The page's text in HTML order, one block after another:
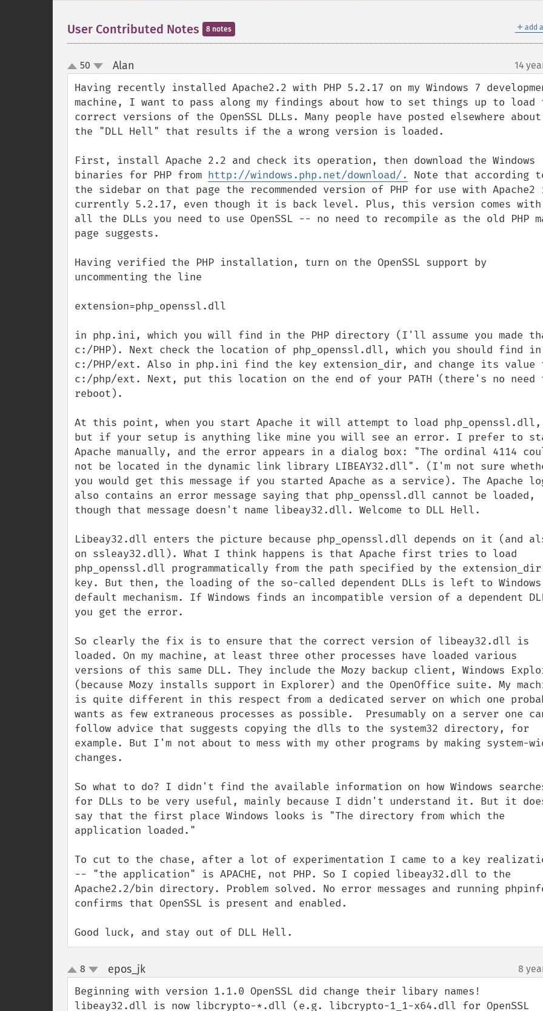
＋ add
User Contributed Notes 8 notes
up
down
50 Alan 14
Having recently installed Apache2.2 with PHP 5.2.17 on my Windows 7
machine, I want to pass along my findings about how to set things up to load
correct versions of the OpenSSL DLLs. Many people have posted elsewhere about
the "DLL Hell" that results if the a wrong version is loaded.
First, install Apache 2.2 and check its operation, then download the Windows
binaries for PHP from http://windows.php.net/download/.
Note that according
the sidebar on that page the recommended version of PHP for use with Apache2
currently 5.2.17, even though it is back level. Plus, this version comes with
all the DLLs you need to use OpenSSL -- no need to recompile as the old PHP
page suggests.
Having verified the PHP installation, turn on the OpenSSL support by
uncommenting the line
extension=php_openssl.dll
in php.ini, which you will find in the PHP directory (I'll assume you made
c:/PHP). Next check the location of php_openssl.dll, which you should find in
c:/PHP/ext. Also in php.ini find the key extension_dir, and change its value
c:/php/ext. Next, put this location on the end of your PATH (there's no need
reboot).
At this point, when you start Apache it will attempt to load php_openssl.dll,
but if your setup is anything like mine you will see an error. I prefer to
Apache manually, and the error appears in a dialog box: "The ordinal 4114
not be located in the dynamic link library LIBEAY32.dll". (I'm not sure
you would get this message if you started Apache as a service). The Apache
also contains an error message saying that php_openssl.dll cannot be loaded,
though that message doesn't name libeay32.dll. Welcome to DLL Hell.
Libeay32.dll enters the picture because php_openssl.dll depends on it (and
on ssleay32.dll). What I think happens is that Apache first tries to load
php_openssl.dll programmatically from the path specified by the extension_dir
key. But then, the loading of the so-called dependent DLLs is left to
default mechanism. If Windows finds an incompatible version of a dependent
you get the error.
So clearly the fix is to ensure that the correct version of libeay32.dll is
loaded. On my machine, at least three other processes have loaded various
versions of this same DLL. They include the Mozy backup client, Windows
(because Mozy installs support in Explorer) and the OpenOffice suite. My
is quite different in this respect from a dedicated server on which one
wants as few extraneous processes as possible.  Presumably on a server one
follow advice that suggests copying the dlls to the system32 directory, for
example. But I'm not about to mess with my other programs by making system-
changes.
So what to do? I didn't find the available information on how Windows
for DLLs to be very useful, mainly because I didn't understand it. But it
say that the first place Windows looks is "The directory from which the
application loaded."
To cut to the chase, after a lot of experimentation I came to a key
-- "the application" is APACHE, not PHP. So I copied libeay32.dll to the
Apache2.2/bin directory. Problem solved. No error messages and running
confirms that OpenSSL is present and enabled.
Good luck, and stay out of DLL Hell.
up
down
8 epos_jk¶ 8
Beginning with version 1.1.0 OpenSSL did change their libary names!
libeay32.dll is now libcrypto-*.dll (e.g. libcrypto-1_1-x64.dll for OpenSSL